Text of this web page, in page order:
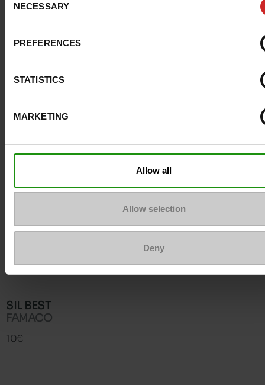
Selection
NECESSARY
PREFERENCES
STATISTICS
MARKETING
Allow all
Allow selection
Deny
SIL BEST
FAMACO
10€